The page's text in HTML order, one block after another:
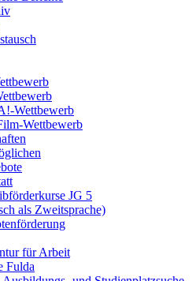
Wettbewerb
Wettbewerb
JG 5
als Zweitsprache)
für Arbeit
Fulda